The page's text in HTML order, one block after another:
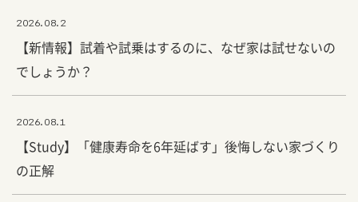
2026.08.2
【新情報】試着や試乗はするのに、なぜ家は試せないの
でしょうか？
2026.08.1
【Study】「健康寿命を6年延ばす」後悔しない家づくり
の正解